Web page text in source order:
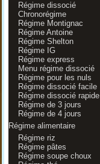
Régime dissocié
Chronorégime
Régime Montignac
Régime Antoine
Régime Shelton
Régime IG
Régime express
Menu régime dissocié
Régime pour les nuls
Régime dissocié facile
Régime dissocié rapide
Régime de 3 jours
Régime de 4 jours
Régime alimentaire
Régime riz
Régime pâtes
Régime soupe choux